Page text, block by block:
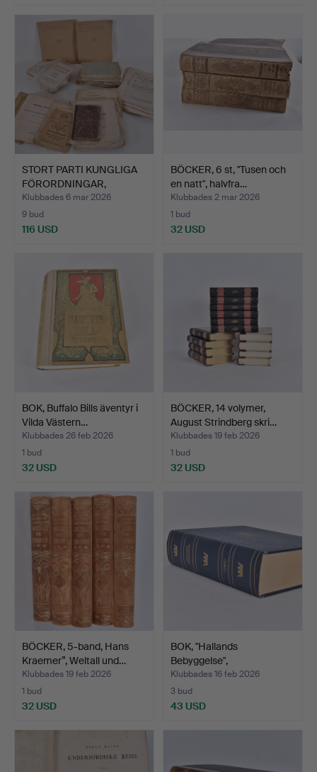
STORT PARTI KUNGLIGA
FÖRORDNINGAR,
BÖCKER …
Klubbades 6 mar 2026
9 bud
116 USD
BÖCKER, 6 st, "Tusen och
en natt", halvfra…
Klubbades 2 mar 2026
1 bud
32 USD
BOK, Buffalo Bills äventyr i
Vilda Västern…
Klubbades 26 feb 2026
1 bud
32 USD
BÖCKER, 14 volymer,
August Strindberg skri…
Klubbades 19 feb 2026
1 bud
32 USD
BÖCKER, 5-band, Hans
Kraemer”, Weltall und…
Klubbades 19 feb 2026
1 bud
32 USD
BOK, "Hallands
Bebyggelse",
Hallandsposten…
Klubbades 16 feb 2026
3 bud
43 USD